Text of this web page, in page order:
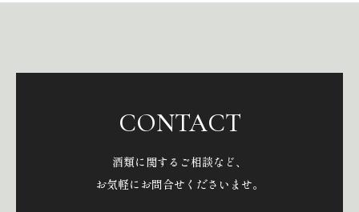
CONTACT
酒類に関するご相談など、
お気軽にお問合せくださいませ。